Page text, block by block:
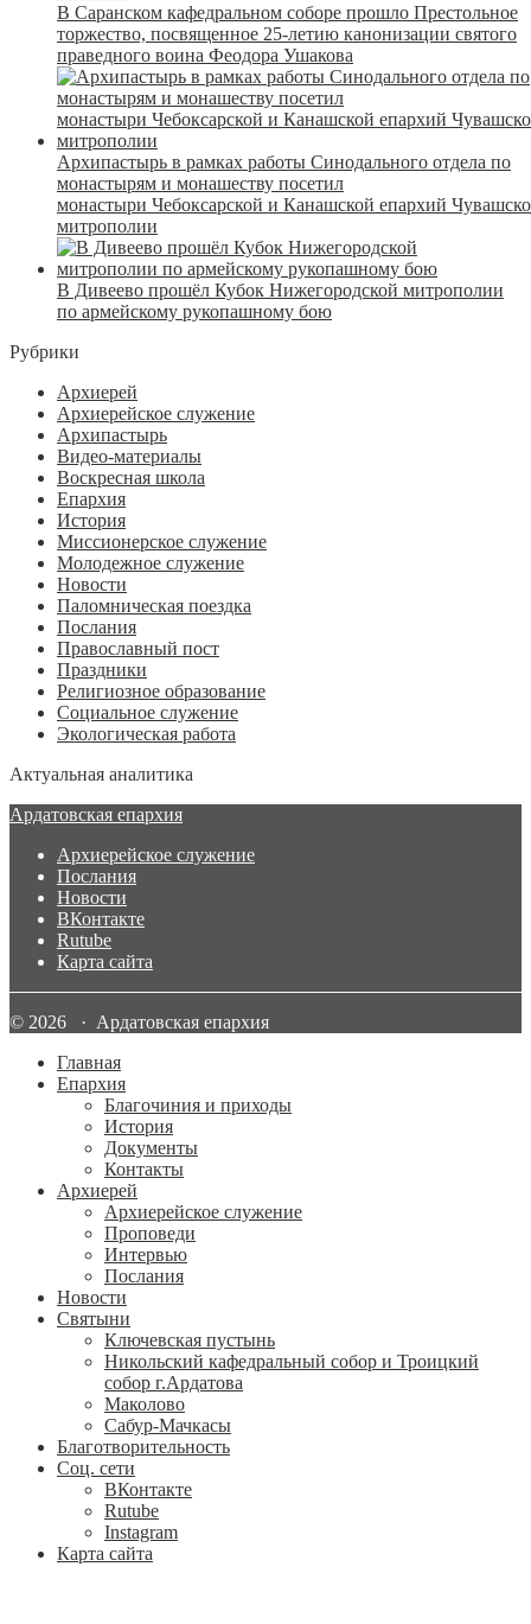
В Саранском кафедральном соборе прошло Престольное
торжество, посвященное 25-летию канонизации святого
праведного воина Феодора Ушакова
Архипастырь в рамках работы Синодального отдела по
монастырям и монашеству посетил
монастыри Чебоксарской и Канашской епархий
митрополии
В Дивеево прошёл Кубок Нижегородской митрополии
по армейскому рукопашному бою
Рубрики
Архиерей
Архиерейское служение
Архипастырь
Видео-материалы
Воскресная школа
Епархия
История
Миссионерское служение
Молодежное служение
Новости
Паломническая поездка
Послания
Православный пост
Праздники
Религиозное образование
Социальное служение
Экологическая работа
Актуальная аналитика
Ардатовская епархия
Архиерейское служение
Послания
Новости
ВКонтакте
Rutube
Карта сайта
© 2026 · Ардатовская епархия
Главная
Епархия
Благочиния и приходы
История
Документы
Контакты
Архиерей
Архиерейское служение
Проповеди
Интервью
Послания
Новости
Святыни
Ключевская пустынь
Никольский кафедральный собор и Троицкий
собор г.Ардатова
Маколово
Сабур-Мачкасы
Благотворительность
Соц. сети
ВКонтакте
Rutube
Instagram
Карта сайта